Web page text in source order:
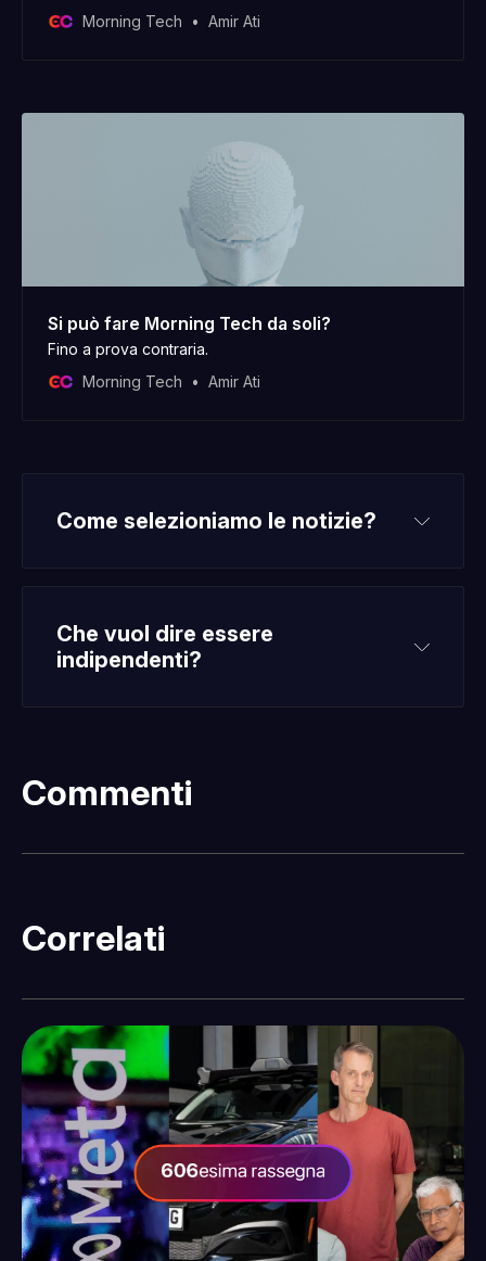
sono solo io dietro. Buon inizio di anno nuovo, ho
iniziato a scrivere questo post il 30 dicembre e oggi, il
Morning Tech Amir Ati
Si può fare Morning Tech da soli?
Fino a prova contraria.
Morning Tech
Amir Ati
Come selezioniamo le notizie?
Che vuol dire essere
indipendenti?
Commenti
Correlati